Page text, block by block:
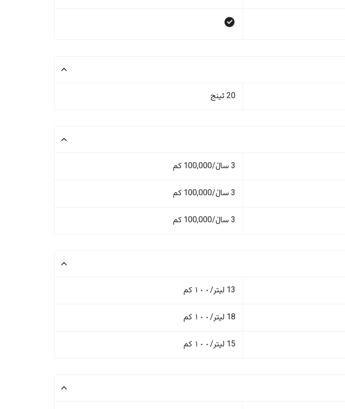
20 ئینج
3 ساڵ/100,000 کم
3 ساڵ/100,000 کم
3 ساڵ/100,000 کم
13 لیتر/١٠٠ کم
18 لیتر/١٠٠ کم
15 لیتر/١٠٠ کم